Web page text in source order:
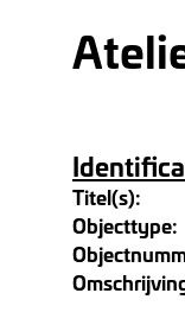
Titel(s):
Objecttype: